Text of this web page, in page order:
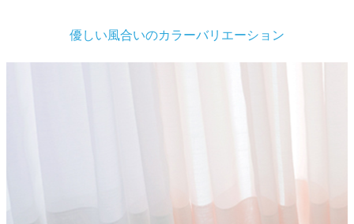
優しい風合いのカラーバリエーション